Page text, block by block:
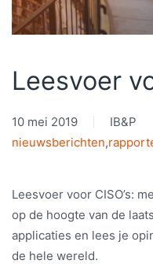
Leesvoer
10 mei 2019
IB&P
nieuwsberichten,
Leesvoer voor CISO’s:
op de hoogte van de
applicaties en lees je
de hele wereld.